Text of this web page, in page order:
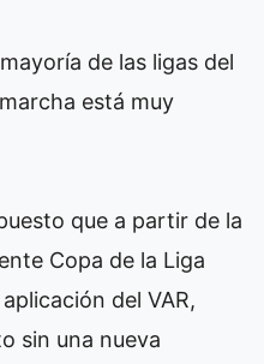
de las ligas del
está muy
que a partir de la
Copa de la Liga
del VAR,
sin una nueva